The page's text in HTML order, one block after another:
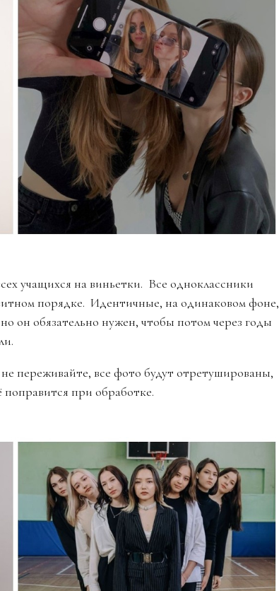
учащихся на виньетки. Все одноклассники
порядке. Идентичные, на одинаковом фоне,
он обязательно нужен, чтобы потом через годы
переживайте, все фото будут отретушированы,
при обработке.